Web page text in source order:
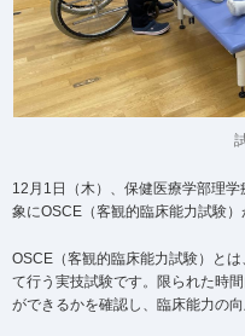
12月1日（木）、保健医療学部理
象にOSCE（客観的臨床能力試験）
OSCE（客観的臨床能力試験）と
て行う実技試験です。限られた時
ができるかを確認し、臨床能力の向